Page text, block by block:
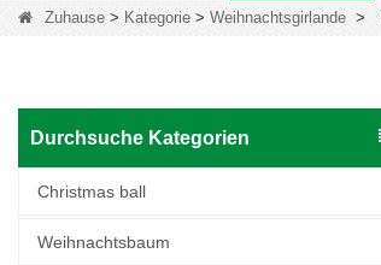
Zuhause > Kategorie > Weihnachtsgirlande >
Durchsuche Kategorien
Christmas ball
Weihnachtsbaum